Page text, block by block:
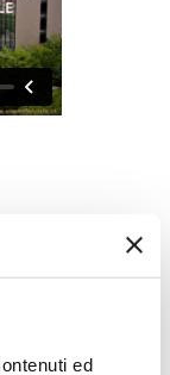
ed
da relatori
con demo e